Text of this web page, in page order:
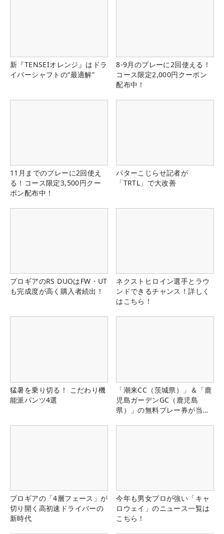
新『TENSEIオレンジ』はドラ
イバーシャフトの“最適解”
8-9月のプレーに2回使える！
コース限定2,000円クーポン
配布中！
11月までのプレーに2回使え
る！コース限定3,500円クー
ポン配布中！
パターこじらせ記者が
「TRTL」で大改善
プロギアのRS DUOはFW・UT
も完成度が高く購入者続出！
ネクストヒロイン選手とラウ
ンドできるチャンス！詳しく
はこちら！
猛暑を乗り切る！ こだわり機
能派パンツ4選
「潮来CC（茨城県）」＆「鹿
児島ガーデンGC（鹿児島
県）」の無料プレー券が当た
プロギアの「4層フェース」が
切り開く高初速ドライバーの
新時代
今年も男女プロが強い「キャ
ロウェイ」のニュース一覧は
こちら！